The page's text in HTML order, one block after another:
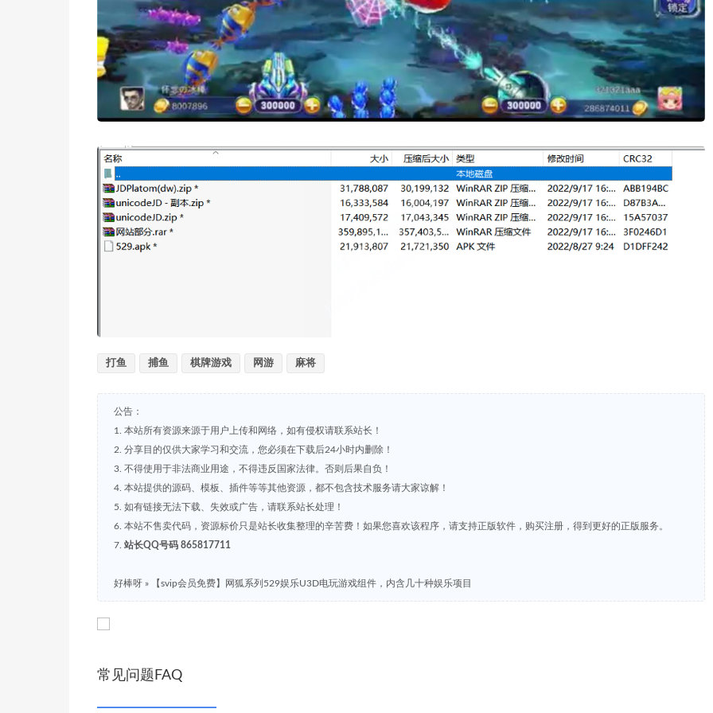
打鱼 捕鱼 棋牌游戏 网游 麻将
公告：
1. 本站所有资源来源于用户上传和网络，如有侵权请联系站长！
2. 分享目的仅供大家学习和交流，您必须在下载后24小时内删除！
3. 不得使用于非法商业用途，不得违反国家法律。否则后果自负！
4. 本站提供的源码、模板、插件等等其他资源，都不包含技术服务请大家谅解！
5. 如有链接无法下载、失效或广告，请联系站长处理！
6. 本站不售卖代码，资源标价只是站长收集整理的辛苦费！如果您喜欢该程序，请支持正版软件，购买注册，得到更好的正版服务。
7. 站长QQ号码 865817711
好棒呀 » 【svip会员免费】网狐系列529娱乐U3D电玩游戏组件，内含几十种娱乐项目
常见问题FAQ